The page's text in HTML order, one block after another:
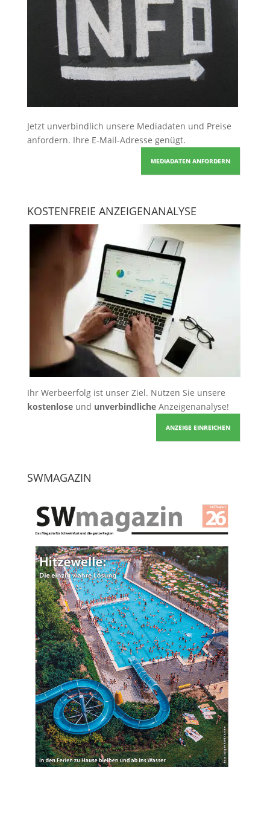
Jetzt unverbindlich unsere Mediadaten und Preise
anfordern. Ihre E-Mail-Adresse genügt.
MEDIADATEN ANFORDERN
KOSTENFREIE ANZEIGENANALYSE
Ihr Werbeerfolg ist unser Ziel. Nutzen Sie unsere
kostenloseund unverbindlicheAnzeigenanalyse!
ANZEIGE EINREICHEN
SWMAGAZIN